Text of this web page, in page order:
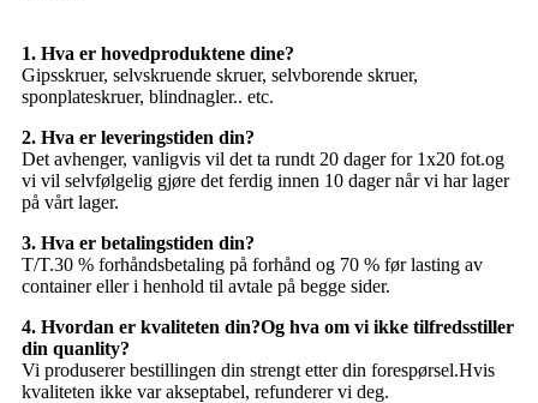
1. Hva er hovedproduktene dine?
Gipsskruer, selvskruende skruer, selvborende skruer,
sponplateskruer, blindnagler.. etc.
2. Hva er leveringstiden din?
Det avhenger, vanligvis vil det ta rundt 20 dager for 1x20 fot.og
vi vil selvfølgelig gjøre det ferdig innen 10 dager når vi har lager
på vårt lager.
3. Hva er betalingstiden din?
T/T.30 % forhåndsbetaling på forhånd og 70 % før lasting av
container eller i henhold til avtale på begge sider.
4. Hvordan er kvaliteten din?Og hva om vi ikke tilfredsstiller
din quanlity?
Vi produserer bestillingen din strengt etter din forespørsel.Hvis
kvaliteten ikke var akseptabel, refunderer vi deg.